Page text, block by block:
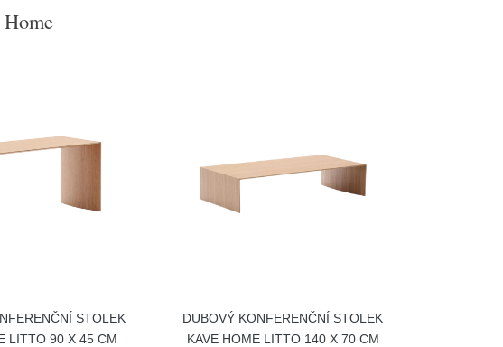
STOLEK
LITTO 90 X 45 CM
DUBOVÝ KONFERENČNÍ STOLEK
KAVE HOME LITTO 140 X 70 CM